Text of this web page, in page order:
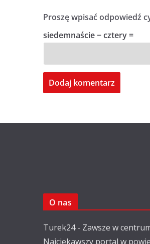
Proszę wpisać odpowiedź
siedemnaście − cztery =
O nas
Turek24 - Zawsze w
Najciekawszy portal w